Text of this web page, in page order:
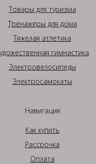
Товары для туризма
Тренажеры для дома
Тяжелая атлетика
гимнастика
Электровелосипеды
Электросамокаты
Навигация
Как купить
Рассрочка
Оплата